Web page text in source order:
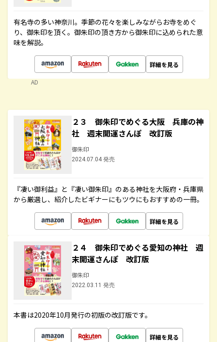
有名寺の多い神奈川。季節の花々を楽しみながらお寺をめぐ
り、御朱印を頂く。御朱印の頂き方から御朱印に込められた意
味を解説。
詳細を見る
AD
２３ 御朱印でめぐる大阪 兵庫の神
社 週末開運さんぽ 改訂版
御朱印
2024.07.04 発売
『凄い御利益』と『凄い御朱印』のある神社を大阪府・兵庫県
から厳選し、紹介したビギナーにもツウにもおすすめの一冊。
詳細を見る
２４ 御朱印でめぐる愛知の神社 週
末開運さんぽ 改訂版
御朱印
2022.03.11 発売
本書は2020年10月発行の初版の改訂版です。
詳細を見る